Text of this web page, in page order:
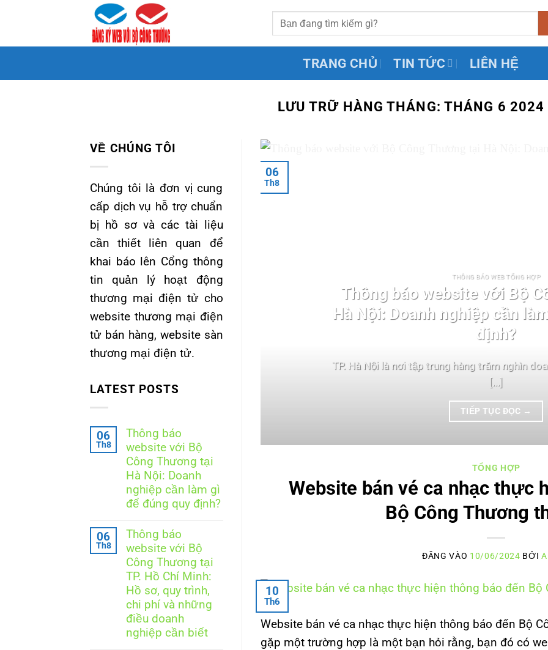
nội
TRANG CHỦ TIN TỨC LIÊN HỆ
LƯU TRỮ HÀNG THÁNG: THÁNG 6 2024
VỀ CHÚNG TÔI
Chúng tôi là đơn vị cung
cấp dịch vụ hỗ trợ chuẩn
bị hồ sơ và các tài liệu
cần thiết liên quan để
khai báo lên Cổng thông
tin quản lý hoạt động
thương mại điện tử cho
website thương mại điện
tử bán hàng, website sàn
thương mại điện tử.
LATEST POSTS
06
Th8
Thông báo
website với Bộ
Công Thương tại
Hà Nội: Doanh
nghiệp cần làm gì
để đúng quy định?
có
bình
luận
ở
Thông
báo
website
với
Bộ
Công
Thương
tại
06
Th8
Thông báo
website với Bộ
Công Thương tại
TP. Hồ Chí Minh:
Hồ sơ, quy trình,
chi phí và những
điều doanh
nghiệp cần biết
THÔNG BÁO WEB TỔNG HỢP
Thông báo website với Bộ
Hà Nội: Doanh nghiệp cần
định?
TP. Hà Nội là nơi tập trung hàng trăm nghìn
[...]
TIẾP TỤC ĐỌC →
06
Th8
TỔNG HỢP
Website bán vé ca nhạc thực
Bộ Công Thương
ĐĂNG VÀO 10/06/2024 BỞI
10
Th6
Website bán vé ca nhạc thực hiện thông báo đến Bộ
gặp một trường hợp là một bạn hỏi rằng, bạn đó có